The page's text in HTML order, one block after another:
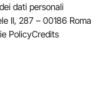
dati personali
II, 287 – 00186 Roma
PolicyCredits